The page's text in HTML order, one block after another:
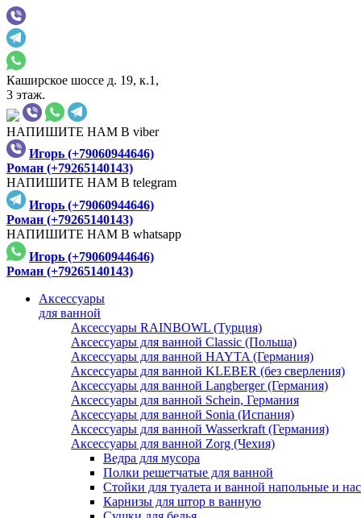
Каширское шоссе д. 19, к.1,
3 этаж.
НАПИШИТЕ НАМ В viber
Игорь (+79060944646)
Роман (+79265140143)
НАПИШИТЕ НАМ В telegram
Игорь (+79060944646)
Роман (+79265140143)
НАПИШИТЕ НАМ В whatsapp
Игорь (+79060944646)
Роман (+79265140143)
Аксессуары
для ванной
Аксессуары RAINBOWL (Турция)
Аксессуары для ванной Classic (Польша)
Аксессуары для ванной HAYTA (Германия)
Аксессуары для ванной KLEBER (без сверления)
Аксессуары для ванной Langberger (Германия)
Аксессуары для ванной Schein, Германия
Аксессуары для ванной Sonia (Испания)
Аксессуары для ванной Wasserkraft (Германия)
Аксессуары для ванной Zorg (Чехия)
Ведра для мусора
Полки решетчатые для ванной
Стойки для туалета и ванной напольные и
Карнизы для штор в ванную